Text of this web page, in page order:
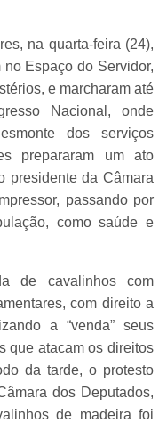
na quarta-feira (24),
Espaço do Servidor,
e marcharam até
Nacional, onde
dos serviços
prepararam um ato
presidente da Câmara
passando por
como saúde e
de cavalinhos com
com direito a
a “venda” seus
que atacam os direitos
da tarde, o protesto
dos Deputados,
de madeira foi